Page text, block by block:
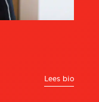
Lees bio